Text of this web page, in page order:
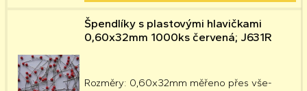
Špendlíky s plastovými hlavičkami
0,60x32mm 1000ks červená; J631R
Rozměry: 0,60x32mm měřeno přes vše-